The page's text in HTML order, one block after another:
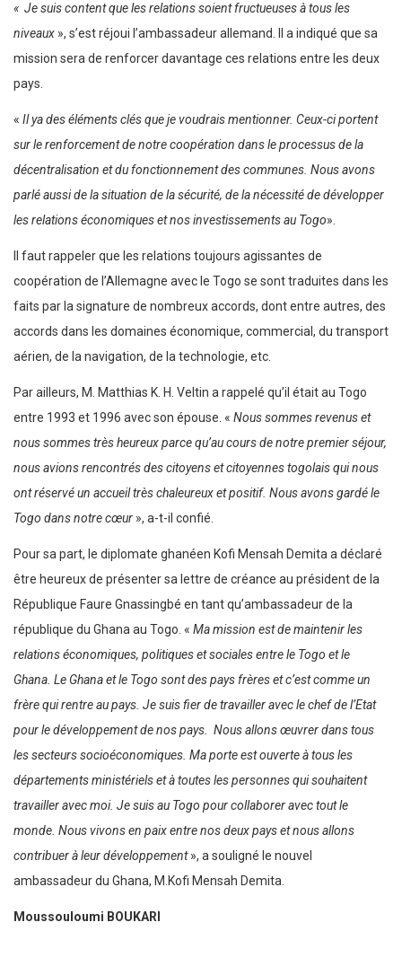
« Je suis content que les relations soient fructueuses à tous les
niveaux », s’est réjoui l’ambassadeur allemand. Il a indiqué que sa
mission sera de renforcer davantage ces relations entre les deux
pays.
« Il ya des éléments clés que je voudrais mentionner. Ceux-ci portent
sur le renforcement de notre coopération dans le processus de la
décentralisation et du fonctionnement des communes. Nous avons
parlé aussi de la situation de la sécurité, de la nécessité de développer
les relations économiques et nos investissements au Togo».
Il faut rappeler que les relations toujours agissantes de
coopération de l’Allemagne avec le Togo se sont traduites dans les
faits par la signature de nombreux accords, dont entre autres, des
accords dans les domaines économique, commercial, du transport
aérien, de la navigation, de la technologie, etc.
Par ailleurs, M. Matthias K. H. Veltin a rappelé qu’il était au Togo
entre 1993 et 1996 avec son épouse. « Nous sommes revenus et
nous sommes très heureux parce qu’au cours de notre premier séjour,
nous avions rencontrés des citoyens et citoyennes togolais qui nous
ont réservé un accueil très chaleureux et positif. Nous avons gardé le
Togo dans notre cœur », a-t-il confié.
Pour sa part, le diplomate ghanéen Kofi Mensah Demita a déclaré
être heureux de présenter sa lettre de créance au président de la
République Faure Gnassingbé en tant qu’ambassadeur de la
république du Ghana au Togo. « Ma mission est de maintenir les
relations économiques, politiques et sociales entre le Togo et le
Ghana. Le Ghana et le Togo sont des pays frères et c’est comme un
frère qui rentre au pays. Je suis fier de travailler avec le chef de l’Etat
pour le développement de nos pays. Nous allons œuvrer dans tous
les secteurs socioéconomiques. Ma porte est ouverte à tous les
départements ministériels et à toutes les personnes qui souhaitent
travailler avec moi. Je suis au Togo pour collaborer avec tout le
monde. Nous vivons en paix entre nos deux pays et nous allons
contribuer à leur développement», a souligné le nouvel
ambassadeur du Ghana, M.Kofi Mensah Demita.
Moussouloumi BOUKARI